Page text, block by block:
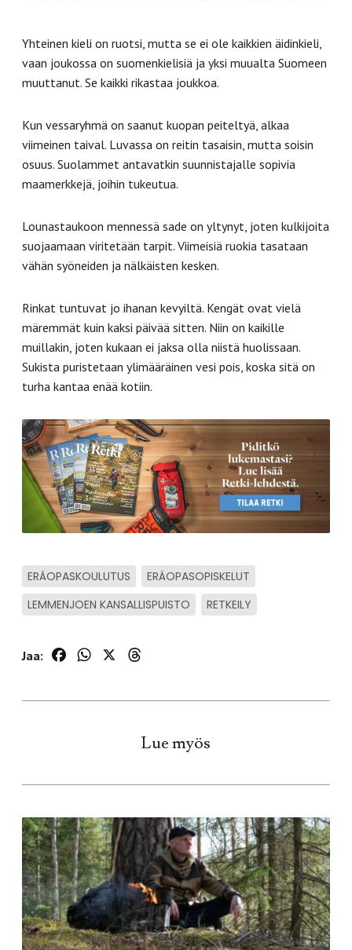
Yhteinen kieli on ruotsi, mutta se ei ole kaikkien äidinkieli,
vaan joukossa on suomenkielisiä ja yksi muualta Suomeen
muuttanut. Se kaikki rikastaa joukkoa.
Kun vessaryhmä on saanut kuopan peiteltyä, alkaa
viimeinen taival. Luvassa on reitin tasaisin, mutta soisin
osuus. Suolammet antavatkin suunnistajalle sopivia
maamerkkejä, joihin tukeutua.
Lounastaukoon mennessä sade on yltynyt, joten kulkijoita
suojaamaan viritetään tarpit. Viimeisiä ruokia tasataan
vähän syöneiden ja nälkäisten kesken.
Rinkat tuntuvat jo ihanan kevyiltä. Kengät ovat vielä
märemmät kuin kaksi päivää sitten. Niin on kaikille
muillakin, joten kukaan ei jaksa olla niistä huolissaan.
Sukista puristetaan ylimääräinen vesi pois, koska sitä on
turha kantaa enää kotiin.
ERÄOPASKOULUTUS
ERÄOPASOPISKELUT
LEMMENJOEN KANSALLISPUISTO
RETKEILY
Jaa: FacebookWhatsApp
Lue myös